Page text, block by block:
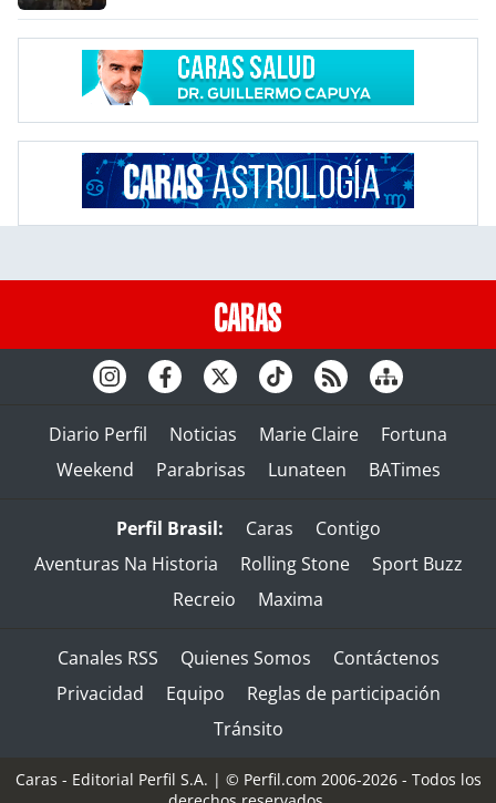
Diario Perfil Noticias Marie Claire
Fortuna
Weekend
Parabrisas Lunateen BATimes
Perfil Brasil: Caras
Contigo
Aventuras Na Historia
Rolling Stone
Sport Buzz
Recreio
Maxima
Canales RSS Quienes Somos
Contáctenos
Privacidad
Equipo
Reglas de participación
Tránsito
Caras - Editorial Perfil S.A. | © Perfil.com 2006-2026 - Todos los